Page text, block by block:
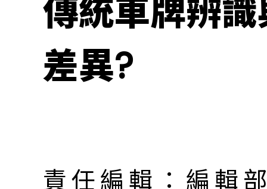
傳統車牌辨
差異?
責任編輯：編輯